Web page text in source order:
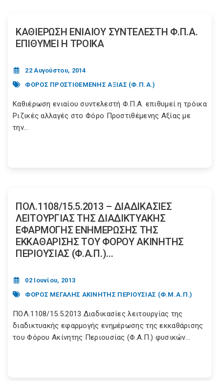
ΚΑΘΙΕΡΩΣΗ ΕΝΙΑΙΟΥ ΣΥΝΤΕΛΕΣΤΗ Φ.Π.Α.
ΕΠΙΘΥΜΕΙ Η ΤΡΟΙΚΑ
22 Αυγούστου, 2014
ΦΟΡΟΣ ΠΡΟΣΤΙΘΕΜΕΝΗΣ ΑΞΙΑΣ (Φ.Π.Α.)
Καθιέρωση ενιαίου συντελεστή Φ.Π.Α. επιθυμεί η τρόικα
Ριζικές αλλαγές στο Φόρο Προστιθέμενης Αξίας με
την...
ΠΟΛ.1108/15.5.2013 – ΔΙΑΔΙΚΑΣΙΕΣ
ΛΕΙΤΟΥΡΓΙΑΣ ΤΗΣ ΔΙΑΔΙΚΤΥΑΚΗΣ
ΕΦΑΡΜΟΓΗΣ ΕΝΗΜΕΡΩΣΗΣ ΤΗΣ
ΕΚΚΑΘΑΡΙΣΗΣ ΤΟΥ ΦΟΡΟΥ ΑΚΙΝΗΤΗΣ
ΠΕΡΙΟΥΣΙΑΣ (Φ.Α.Π.)...
02 Ιουνίου, 2013
ΦΟΡΟΣ ΜΕΓΑΛΗΣ ΑΚΙΝΗΤΗΣ ΠΕΡΙΟΥΣΙΑΣ (Φ.Μ.Α.Π.)
ΠΟΛ.1108/15.5.2013 Διαδικασίες λειτουργίας της
διαδικτυακής εφαρμογής ενημέρωσης της εκκαθάρισης
του Φόρου Ακίνητης Περιουσίας (Φ.Α.Π.) φυσικών...